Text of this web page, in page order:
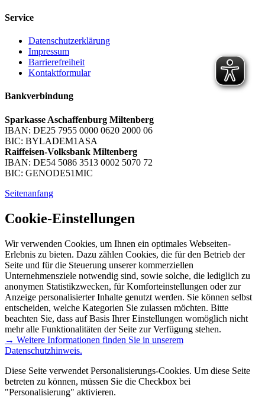
Service
Datenschutzerklärung
Impressum
Barrierefreiheit
Kontaktformular
Bankverbindung
Sparkasse Aschaffenburg Miltenberg
IBAN: DE25 7955 0000 0620 2000 06
BIC: BYLADEM1ASA
Raiffeisen-Volksbank Miltenberg
IBAN: DE54 5086 3513 0002 5070 72
BIC: GENODE51MIC
Seitenanfang
Cookie-Einstellungen
Wir verwenden Cookies, um Ihnen ein optimales Webseiten-
Erlebnis zu bieten. Dazu zählen Cookies, die für den Betrieb der
Seite und für die Steuerung unserer kommerziellen
Unternehmensziele notwendig sind, sowie solche, die lediglich zu
anonymen Statistikzwecken, für Komforteinstellungen oder zur
Anzeige personalisierter Inhalte genutzt werden. Sie können selbst
entscheiden, welche Kategorien Sie zulassen möchten. Bitte
beachten Sie, dass auf Basis Ihrer Einstellungen womöglich nicht
mehr alle Funktionalitäten der Seite zur Verfügung stehen.
→ Weitere Informationen finden Sie in unserem
Datenschutzhinweis.
Diese Seite verwendet Personalisierungs-Cookies. Um diese Seite
betreten zu können, müssen Sie die Checkbox bei
"Personalisierung" aktivieren.